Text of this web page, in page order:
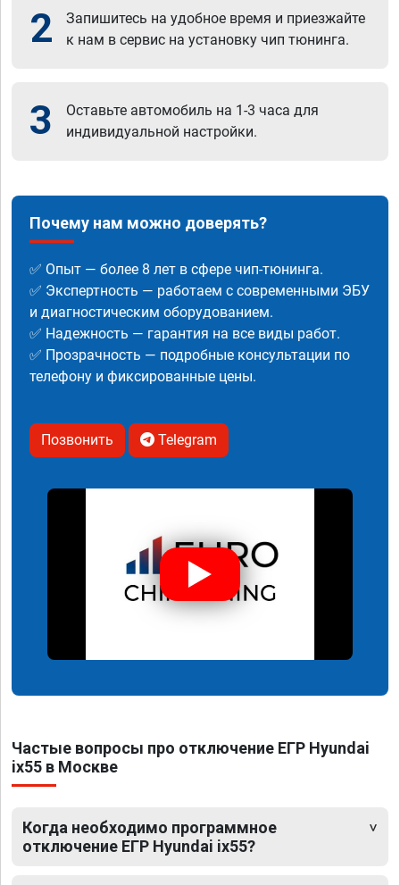
2
Запишитесь на удобное время и приезжайте
к нам в сервис на установку чип тюнинга.
3
Оставьте автомобиль на 1-3 часа для
индивидуальной настройки.
Почему нам можно доверять?
✅ Опыт — более 8 лет в сфере чип-тюнинга.
✅ Экспертность — работаем с современными ЭБУ
и диагностическим оборудованием.
✅ Надежность — гарантия на все виды работ.
✅ Прозрачность — подробные консультации по
телефону и фиксированные цены.
Позвонить Telegram
Частые вопросы про отключение ЕГР Hyundai
ix55 в Москве
Когда необходимо программное
отключение ЕГР Hyundai ix55?